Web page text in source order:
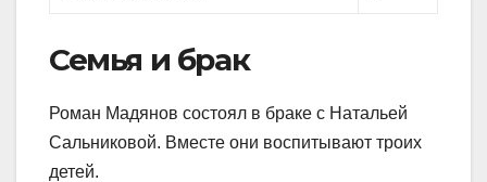
Семья и брак
Роман Мадянов состоял в браке с Натальей
Сальниковой. Вместе они воспитывают троих
детей.